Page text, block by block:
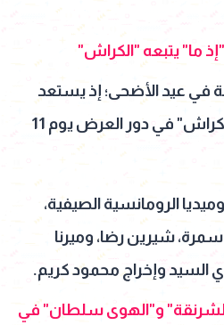
ما" يتبعه "الكراش"
في عيد الأضحى؛ إذ يستعد
لاستقبال فيلمه الآخر "الكراش" في دور العرض يوم 11
الرومانسية الصيفية،
شيرين رضا، وميرنا
السيد وإخراج محمود كريم.
"الشرنقة" و"الهوى سلطان" في